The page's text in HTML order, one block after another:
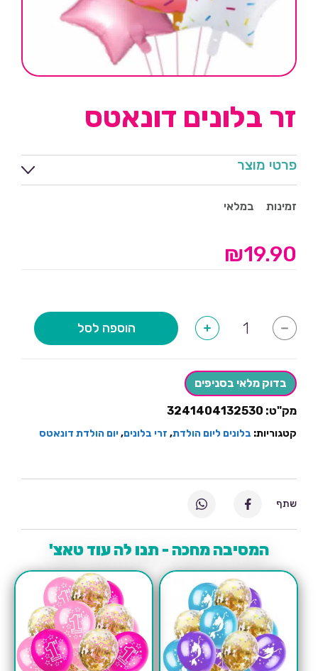
זר בלונים דונאטס
פרטי מוצר
זמינות במלאי
₪19.90
-
של
+ הוספה לסל
בדוק מלאי בסניפים
מק"ט: 3241404132530
קטגוריות: בלונים ליום הולדת, זרי בלונים,יום הולדת דונאטס
המסיבה מחכה - תנו לה עוד טאצ'
שתף